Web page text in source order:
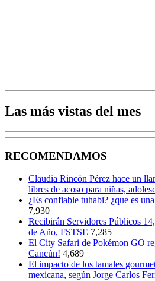
Las más vistas del mes
RECOMENDAMOS
Claudia Rincón Pérez hace un
libres de acoso para niñas,
¿Es confiable tuhabi? ¿que es
7,930
Recibirán Servidores Públicos
de Año, FSTSE 7,285
El City Safari de Pokémon GO
Cancún! 4,689
El impacto de los tamales
mexicana, según Jorge Carlos